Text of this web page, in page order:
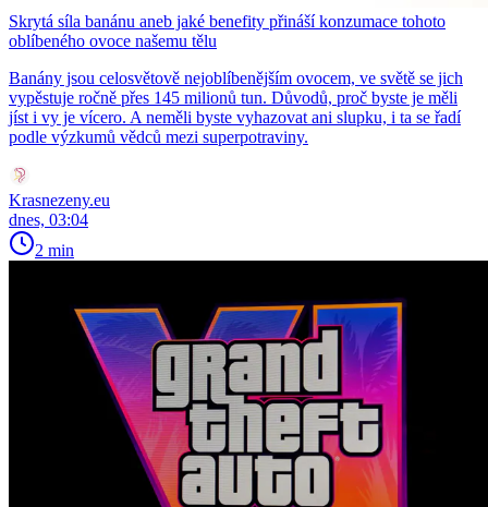
Skrytá síla banánu aneb jaké benefity přináší konzumace tohoto
oblíbeného ovoce našemu tělu
Banány jsou celosvětově nejoblíbenějším ovocem, ve světě se jich
vypěstuje ročně přes 145 milionů tun. Důvodů, proč byste je měli
jíst i vy je vícero. A neměli byste vyhazovat ani slupku, i ta se řadí
podle výzkumů vědců mezi superpotraviny.
Krasnezeny.eu
dnes, 03:04
2 min